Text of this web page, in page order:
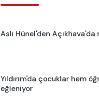
Aslı Hünel'den
Yıldırım'da çocuklar hem
eğleniyor